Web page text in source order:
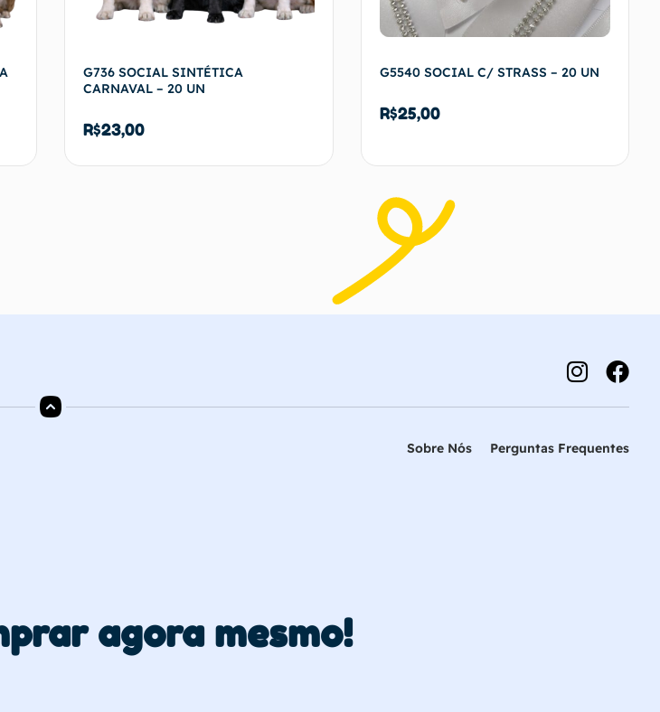
G736 SOCIAL SINTÉTICA
CARNAVAL – 20 UN
R$23,00
G5540 SOCIAL C/ STRASS – 20 UN
R$25,00
Sobre Nós Perguntas Frequentes
agora mesmo!